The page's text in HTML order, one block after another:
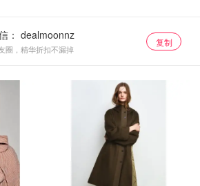
：
圈，精华折扣不漏掉
复制